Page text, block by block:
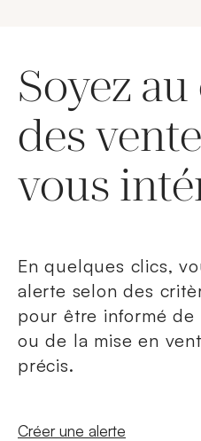
Soyez
des
vous
En quelques clics,
alerte selon des
pour être informé de
ou de la mise en
précis.
Nouvelle fenêtre
Créer une alerte